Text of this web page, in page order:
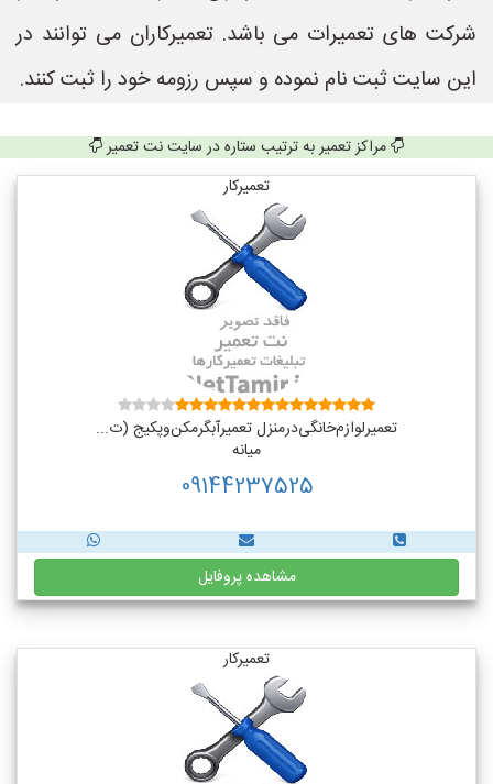
شرکت های تعمیرات می باشد. تعمیرکاران می توانند در
این سایت ثبت نام نموده و سپس رزومه خود را ثبت کنند.
مراکز تعمیر به ترتیب ستاره در سایت نت تعمیر
تعمیرکار
تعمیر‌لوازم‌‌خانگی‌در‌منزل‌ تعمیر‌آبگرمکن‌وپکیج (ت...
میانه
09144237525
مشاهده پروفایل
تعمیرکار